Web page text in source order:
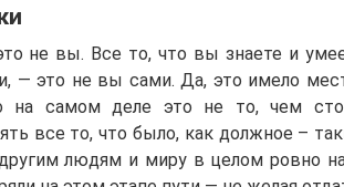
не вы. Все то, что вы знаете и
— это не вы сами. Да, это имело
на самом деле это не то, чем
все то, что было, как должное –
людям и миру в целом ровно